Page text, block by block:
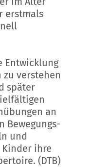
erstmals
Entwicklung
verstehen
später
an
Bewegungs-
und
ihre
(DTB)